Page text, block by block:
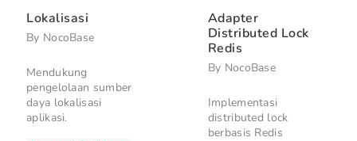
Lokalisasi
By NocoBase
Mendukung
pengelolaan sumber
daya lokalisasi
aplikasi.
Adapter
Distributed Lock
Redis
By NocoBase
Implementasi
distributed lock
berbasis Redis